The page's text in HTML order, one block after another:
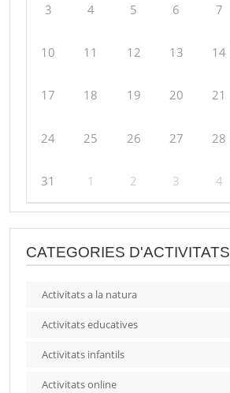
3 4 5 6 7
10 11 12 13 14
17 18 19 20 21
24 25 26 27 28
31 1 2 3 4
CATEGORIES D'ACTIVITATS
Activitats a la natura
Activitats educatives
Activitats infantils
Activitats online